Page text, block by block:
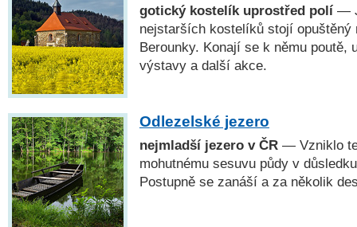
gotický kostelík uprostřed polí —
nejstarších kostelíků stojí opuštěný
Berounky. Konají se k němu poutě,
výstavy a další akce.
Odlezelské jezero
nejmladší jezero v ČR — Vzniklo
mohutnému sesuvu půdy v
Postupně se zanáší a za několik